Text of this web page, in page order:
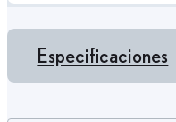
Especificaciones